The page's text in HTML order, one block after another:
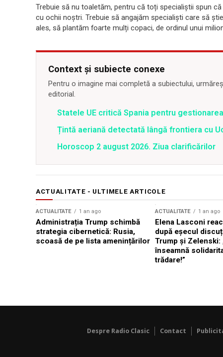
Trebuie să nu toaletăm, pentru că toți specialiștii spun
cu ochii noștri. Trebuie să angajăm specialiști care să
ales, să plantăm foarte mulți copaci, de ordinul unui
Context și subiecte conexe
Pentru o imagine mai completă a subiectului,
editorial.
Statele UE critică Spania pentru
Țintă aeriană detectată lângă frontiera cu
Horoscop 2 august 2026. Ziua clarificărilor
ACTUALITATE - ULTIMELE ARTICOLE
ACTUALITATE 1 an ago
Administrația Trump schimbă
strategia cibernetică: Rusia,
scoasă de pe lista amenințărilor
ACTUALITATE 1 an ago
Elena Lasconi
după eșecul
Trump și Zelenski:
înseamnă
trădare!”
Despre Radio Clasic Contact